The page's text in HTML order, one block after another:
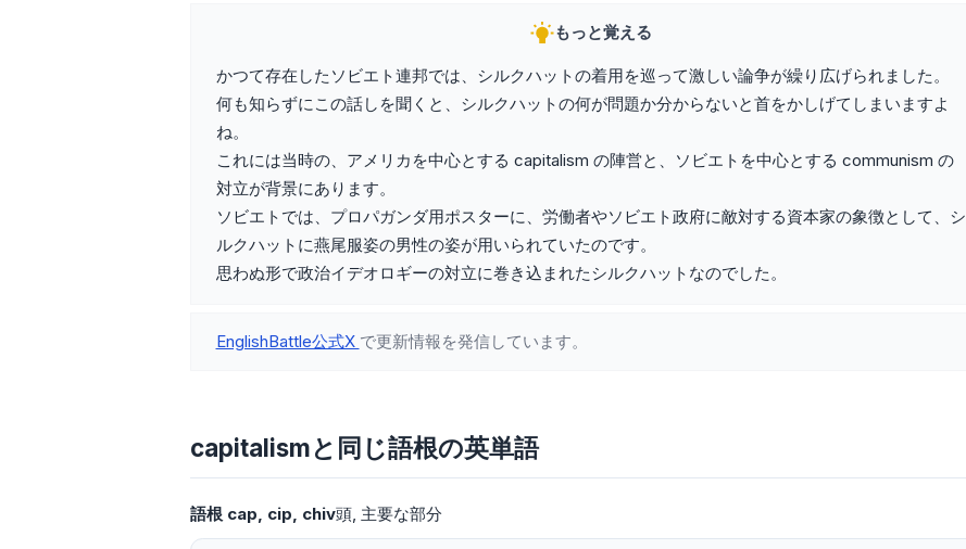
もっと覚える
かつて存在したソビエト連邦では、シルクハットの着用を巡って激しい論争が繰り広げられました。
何も知らずにこの話しを聞くと、シルクハットの何が問題か分からないと首をかしげてしまいますよ
ね。
これには当時の、アメリカを中心とする capitalism の陣営と、ソビエトを中心とする communism の
対立が背景にあります。
ソビエトでは、プロパガンダ用ポスターに、労働者やソビエト政府に敵対する資本家の象徴として、シ
ルクハットに燕尾服姿の男性の姿が用いられていたのです。
思わぬ形で政治イデオロギーの対立に巻き込まれたシルクハットなのでした。
EnglishBattle公式X で更新情報を発信しています。
capitalismと同じ語根の英単語
語根 cap cip chiv頭 主要な部分